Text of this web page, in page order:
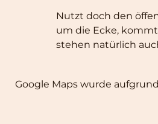
Nutzt doch den
um die Ecke,
stehen natürlich
Google Maps wurde